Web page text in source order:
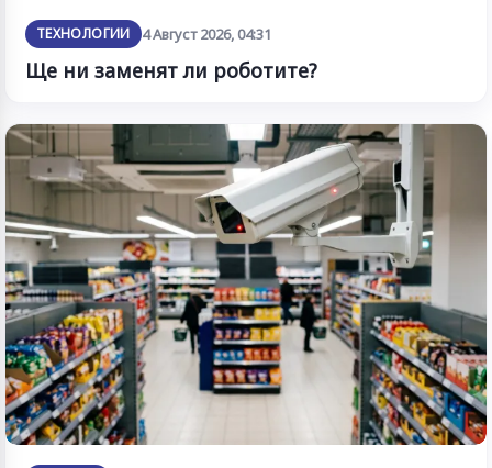
ТЕХНОЛОГИИ 4 Август 2026, 04:31
Ще ни заменят ли роботите?